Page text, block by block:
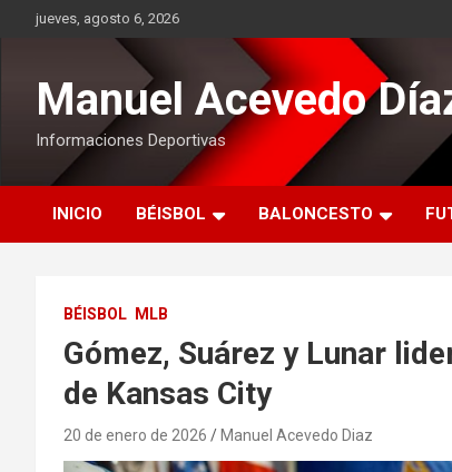
Saltarjueves, agosto 6, 2026
Manuel Acevedo
Informaciones Deportivas
INICIO BÉISBOL BALONCESTO
BÉISBOL MLB
Gómez, Suárez y Lunar
de Kansas City
20 de enero de 2026 Manuel Acevedo Diaz